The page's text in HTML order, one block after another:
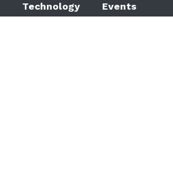
Technology Events